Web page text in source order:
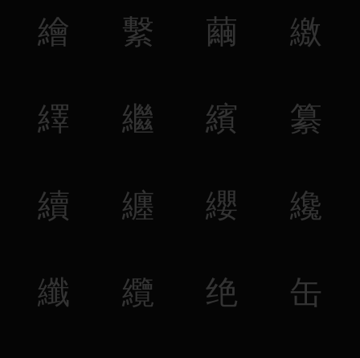
繪 繫 繭 繳
繹 繼 繽 纂
續 纏 纓 纔
纖 纜 绝 缶